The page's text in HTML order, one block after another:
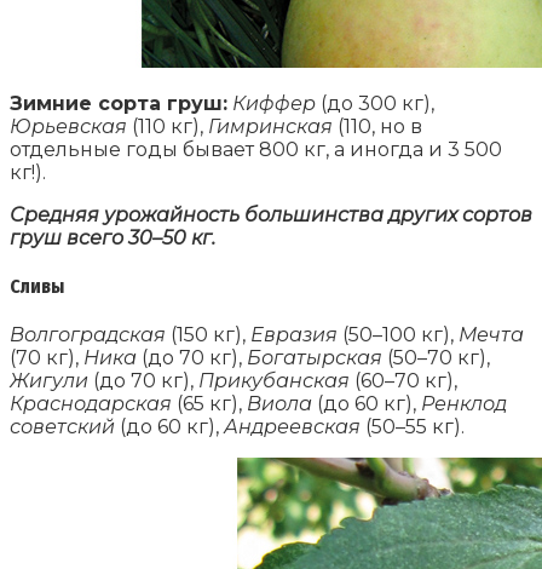
Зимние сорта груш: Киффер (до 300 кг),
Юрьевская (110 кг), Гимринская (110, но в
отдельные годы бывает 800 кг, а иногда и 3 500
кг!).
Средняя урожайность большинства других сортов
груш всего 30–50 кг.
Сливы
Волгоградская (150 кг), Евразия (50–100 кг), Мечта
(70 кг), Ника (до 70 кг), Богатырская (50–70 кг),
Жигули (до 70 кг), Прикубанская (60–70 кг),
Краснодарская (65 кг), Виола (до 60 кг), Ренклод
советский (до 60 кг),Андреевская (50–55 кг).